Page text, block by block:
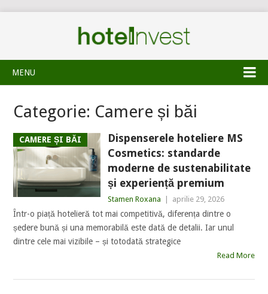
MENU
Categorie: Camere și băi
CAMERE ȘI BĂI
Dispenserele hoteliere MS
Cosmetics: standarde
moderne de sustenabilitate
și experiență premium
Stamen Roxana aprilie 29, 2026
Într-o piață hotelieră tot mai competitivă, diferența dintre o
ședere bună și una memorabilă este dată de detalii. Iar unul
dintre cele mai vizibile – și totodată strategice
Read More